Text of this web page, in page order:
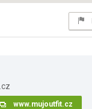
www.mujoutfit.cz